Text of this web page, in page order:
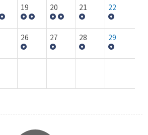
19 20 21 22
26 27 28 29